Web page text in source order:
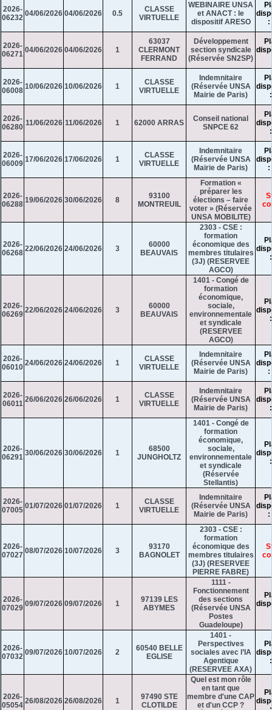
2026-
06232 04/06/2026 04/06/2026 0.5
CLASSE
VIRTUELLE
WEBINAIRE UNSA
et ANACT : le
dispositif ARESO
:
2026-
06271 04/06/2026 04/06/2026 1
63037
CLERMONT
FERRAND
Développement
section syndicale
(Réservée SN2SP)
2026-
06008 10/06/2026 10/06/2026 1
CLASSE
VIRTUELLE
Indemnitaire
(Réservée UNSA
Mairie de Paris)
2026-
06280 11/06/2026 11/06/2026 1 62000 ARRAS
Conseil national
SNPCE 62
2026-
06009 17/06/2026 17/06/2026 1
CLASSE
VIRTUELLE
Indemnitaire
(Réservée UNSA
Mairie de Paris)
:
2026-
06288 19/06/2026 30/06/2026 8
93100
MONTREUIL
Formation «
préparer les
élections – faire
voter » (Réservée
UNSA MOBILITE)
2026-
06268 22/06/2026 24/06/2026 3
60000
BEAUVAIS
2303 - CSE :
formation
économique des
membres titulaires
(3J) (RESERVEE
AGCO)
2026-
06269 22/06/2026 24/06/2026 3
60000
BEAUVAIS
1401 - Congé de
formation
économique,
sociale,
environnementale
et syndicale
(RESERVEE
AGCO)
2026-
06010 24/06/2026 24/06/2026 1
CLASSE
VIRTUELLE
Indemnitaire
(Réservée UNSA
Mairie de Paris)
:
2026-
06011 26/06/2026 26/06/2026 1
CLASSE
VIRTUELLE
Indemnitaire
(Réservée UNSA
Mairie de Paris)
2026-
06291 30/06/2026 30/06/2026 1
68500
JUNGHOLTZ
1401 - Congé de
formation
économique,
sociale,
environnementale
et syndicale
(Réservée
Stellantis)
2026-
07005 01/07/2026 01/07/2026 1
CLASSE
VIRTUELLE
Indemnitaire
(Réservée UNSA
Mairie de Paris)
:
2026-
07027 08/07/2026 10/07/2026 3
93170
BAGNOLET
2303 - CSE :
formation
économique des
membres titulaires
(3J) (RESERVEE
PIERRE FABRE)
2026-
07029 09/07/2026 09/07/2026 1
97139 LES
ABYMES
1111 -
Fonctionnement
des sections
(Réservée UNSA
Postes
Guadeloupe)
2026-
07032 09/07/2026 10/07/2026 2
60540 BELLE
EGLISE
1401 -
Perspectives
sociales avec l’IA
Agentique
(RESERVEE AXA)
2026-
05054 26/08/2026 26/08/2026 1
97490 STE
CLOTILDE
Quel est mon rôle
en tant que
membre d'une CAP
et d'un CCP ?